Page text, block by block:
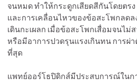
จนหมด ทำให้กระดูกเสียดสีกันโดยตร
และการเคลื่อนไหวของข้อสะโพกลดล
เดินกะเผลก เมื่อข้อสะโพกเสื่อมจนไม่
หรือมีอาการปวดรุนแรงเกินทน การผ่า
ที่สุด
แพทย์ออร์โธปิดิกส์มีประสบการณ์ในก